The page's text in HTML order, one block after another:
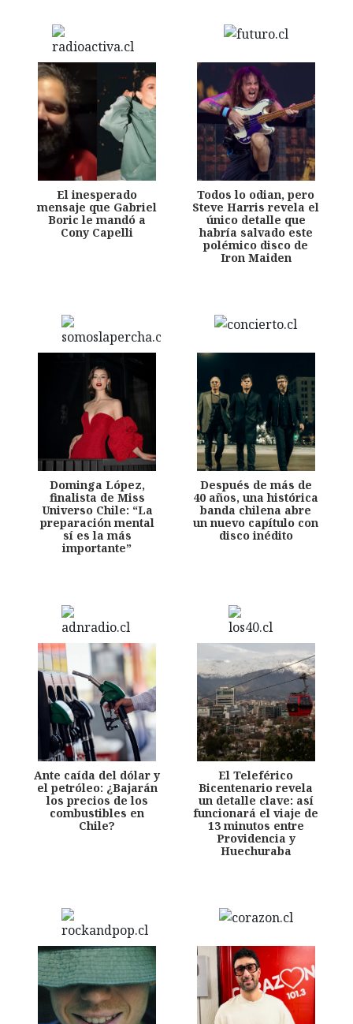
El inesperado
mensaje que Gabriel
Boric le mandó a
Cony Capelli
Todos lo odian, pero
Steve Harris revela el
único detalle que
habría salvado este
polémico disco de
Iron Maiden
Dominga López,
finalista de Miss
Universo Chile: “La
preparación mental
sí es la más
importante”
Después de más de
40 años, una histórica
banda chilena abre
un nuevo capítulo con
disco inédito
Ante caída del dólar y
el petróleo: ¿Bajarán
los precios de los
combustibles en
Chile?
El Teleférico
Bicentenario revela
un detalle clave: así
funcionará el viaje de
13 minutos entre
Providencia y
Huechuraba